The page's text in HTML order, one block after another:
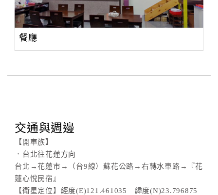
餐廳
交通與週邊
【開車族】
．台北往花蓮方向
台北→花蓮市→（台9線）蘇花公路→右轉水車路→『花
蓮心悅民宿』
【衛星定位】經度(E)121.461035 緯度(N)23.796875